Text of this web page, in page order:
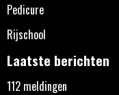
Pedicure
Rijschool
Laatste berichten
112 meldingen